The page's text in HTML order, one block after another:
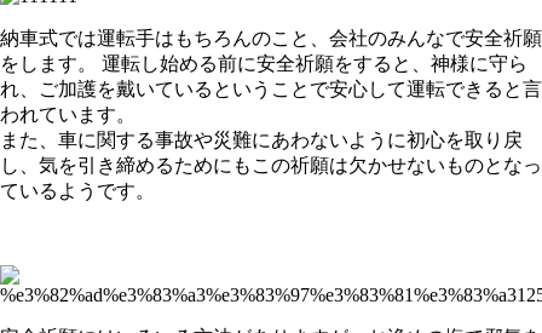
納車式では運転手はもちろんのこと、会社のみんなで安全祈願
をします。
運転し始める前に安全祈願をすると、神様に守ら
れ、ご加護を戴いているということで安心して運転できると言
われています。
また、車に関する事故や災難にあわないように初心を取り戻
し、気を引き締めるためにもこの祈願は欠かせないものとなっ
ているようです。